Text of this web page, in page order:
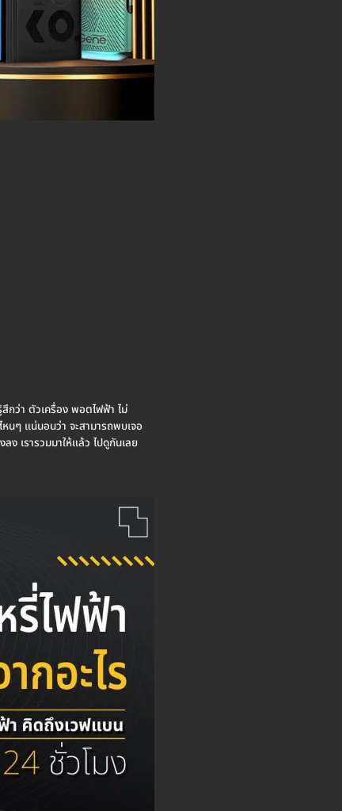
กว่า ตัวเครื่อง พอตไฟฟ้า ไม่
หนๆ แน่นอนว่า จะสามารถพบเจอ
เรารวมมาให้แล้ว ไปดูกันเลย